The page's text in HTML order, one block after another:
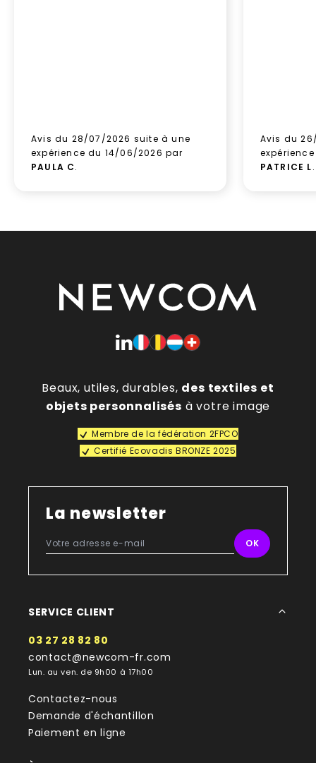
Avis du 28/07/2026 suite à une
expérience du 14/06/2026 par
PAULA C.
Avis du
PATRICE L.
Beaux, utiles, durables, des textiles et
objets personnalisés à votre image
Membre de la fédération 2FPCO
Certifié Ecovadis BRONZE 2025
La newsletter
SERVICE CLIENT
03 27 28 82 80
contact@newcom-fr.com
Lun. au ven. de 9h00 à 17h00
Contactez-nous
Demande d'échantillon
Paiement en ligne